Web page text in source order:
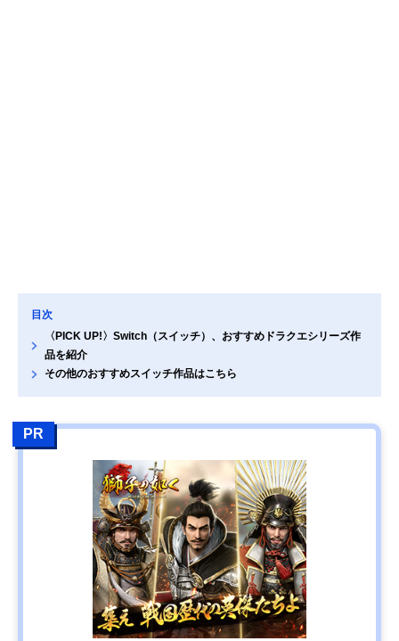
目次
〈PICK UP!〉Switch（スイッチ）、おすすめドラクエシリーズ作
品を紹介
その他のおすすめスイッチ作品はこちら
PR